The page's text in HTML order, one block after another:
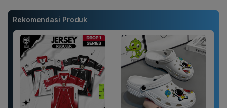
Rekomendasi Produk